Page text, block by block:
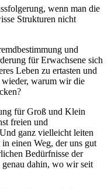
wenn man die
Strukturen nicht
und
für Erwachsene sich
Leben zu ertasten und
warum wir die
für Groß und Klein
freien und
ganz vielleicht leiten
einen Weg, der uns gut
Bedürfnisse der
dahin, wo wir seit